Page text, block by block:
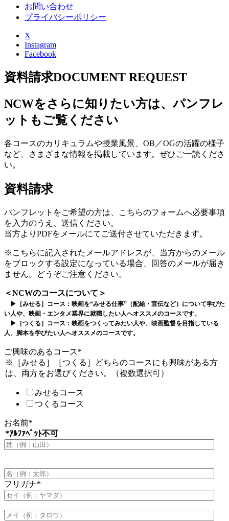
お問い合わせ
プライバシーポリシー
X
Instagram
Facebook
資料請求DOCUMENT REQUEST
NCWをさらに知りたい方は、パンフレ
ットもご覧ください
各コースのカリキュラムや授業風景、OB／OGの活躍の様子
など、さまざまな情報を掲載しています。ぜひご一読くださ
い。
資料請求
パンフレットをご希望の方は、こちらのフォームへ必要事項
を入力のうえ、送信ください。
当方よりPDFをメールにてご送付させていただきます。
※こちらに記入されたメールアドレスが、当方からのメール
をブロックする設定になっている場合、回答のメールが届き
ません。どうぞご注意ください。
＜NCWのコースについて＞
▶［みせる］コース：映画を“みせる仕事”（配給・宣伝など）について学びた
い人や、映画・エンタメ業界に就職したい人へオススメのコースです。
▶［つくる］コース：映画をつくってみたい人や、映画監督を目指している
人、脚本を学びたい人へオススメのコースです。
ご興味のあるコース*
※［みせる］［つくる］どちらのコースにも興味がある方
は、両方をお選びください。（複数選択可）
みせるコース
つくるコース
お名前*
*ｱﾙﾌｧﾍﾞｯﾄ不可
フリガナ*